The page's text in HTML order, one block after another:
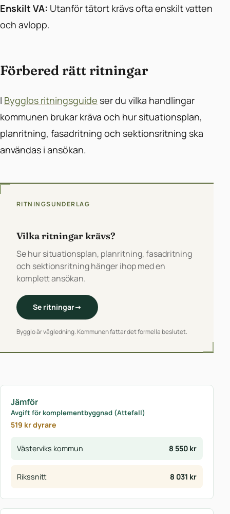
Enskilt VA: Utanför tätort krävs ofta enskilt vatten
och avlopp.
Förbered rätt ritningar
I Bygglos ritningsguide ser du vilka handlingar
kommunen brukar kräva och hur situationsplan,
planritning, fasadritning och sektionsritning ska
användas i ansökan.
RITNINGSUNDERLAG
Vilka ritningar krävs?
Se hur situationsplan, planritning, fasadritning
och sektionsritning hänger ihop med en
komplett ansökan.
Se ritningar→
Bygglo är vägledning. Kommunen fattar det formella beslutet.
Jämför
Avgift för komplementbyggnad (Attefall)
519 kr dyrare
Västerviks kommun 8 550 kr
Rikssnitt 8 031 kr